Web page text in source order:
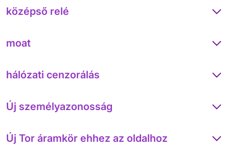
középső relé
moat
hálózati cenzorálás
Új személyazonosság
Új Tor áramkör ehhez az oldalhoz